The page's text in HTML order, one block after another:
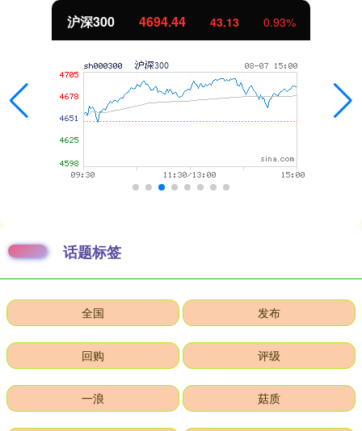
沪深300 4694.44 43.13 0.93%
话题标签
全国 发布
回购 评级
一浪 菇质